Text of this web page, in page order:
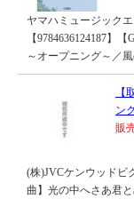
ヤマハミュージック
【9784636124187】
～オープニング～／
ン
販
(株)JVCケンウッドビ
曲】光の中へさあ君